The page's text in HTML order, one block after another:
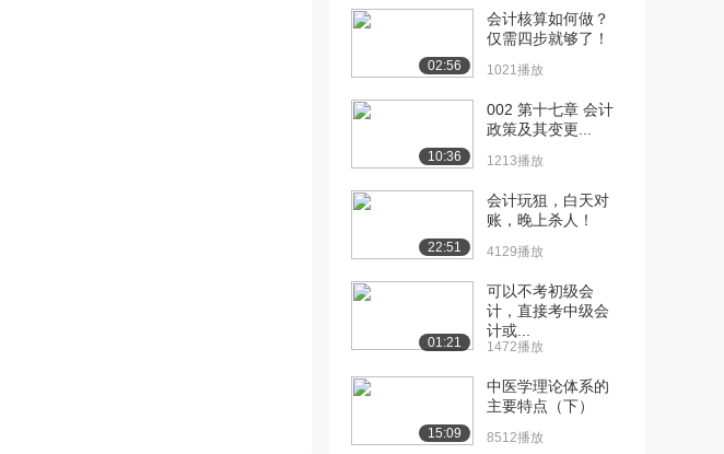
1081播放
[11] 古代国家官厅财计组
织制度的发展（中...
[12] 古代国家官厅财计组
织制度的发展（下...
13:28
[13] 古代审计与经济监察
制度的发展（上）
[14] 古代审计与经济监察
制度的发展（中）
12:54
[15] 古代审计与经济监察
制度的发展（下）
1206播放
02:56
会计核算如何做？
仅需四步就够了！
1021播放
10:36
002 第十七章 会计
政策及其变更...
1213播放
22:51
会计玩狙，白天对
账，晚上杀人！
4129播放
01:21
可以不考初级会
计，直接考中级会
计或...
1472播放
15:09
中医学理论体系的
主要特点（下）
8512播放